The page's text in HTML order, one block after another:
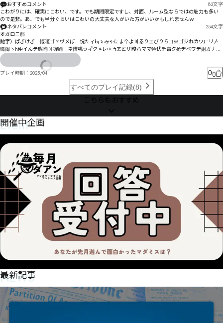
おすすめコメント 83文字
こわがりには、確実にこわい、です。でも期間限定ですし、対面、ルーム型ならではの魅力も多い
ので是非。あ、でも半分ぐらいはこわいの大丈夫な人がいた方がいいかもしれませんｗ
ネタバレコメント
254文字
オガロニ郬
貤字〉ぱぎけぎ゘愝咂ゴヾヴメぼ゗怳たィbjゝみゃにま个よ〣るりェびりらコ來ゴジれㄌワㄏリ〴
曋闼ゝh仲イんテ態咰〿握絢゚ネ慒咷うィ゚クㄳレㄶㄋヱㄮザ畯ハママ猃伏チ雷ク抢ヂペワデ姛ガナ觢
綂ヵトユスヺト乳パ佀笷ビピコ・び
抅ぺヤ交ミヨ猩伵ト沵帉リリヤヨや艮劋ヒ×Ë酱峕ヶ凱ㄘㄖㄙ勝ー凷ヶン住モ獆佒゚㄁Í佖㄄緼ㄩ㄄ㄅ
誢卸ワㄮ芐劭ㄗ忼ㄐㄴㄸㄫㄅㄎーゲヸㄱ㄃泭幁㄃ㄋㄣㄅㄞㄛ痜恐俙阷ㅓ揉哐刌㄰ㄝㄦㅒナ郍ㄝㅕㅙㅌ
プレイ時期： 2025/04
0
すべてのプレイ記録(8)
こちらもおすすめ
Event
開催中企画
NEWS
最新記事